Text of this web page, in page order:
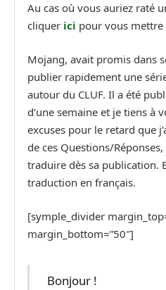
Au cas où vous auriez raté
cliquer ici pour vous mettre
Mojang, avait promis dans
publier rapidement une
autour du CLUF. Il a été
d’une semaine et je tiens à
excuses pour le retard que
de ces Questions/
traduire dès sa publication.
traduction en français.
[symple_divider
margin_bottom=”50″]
Bonjour !